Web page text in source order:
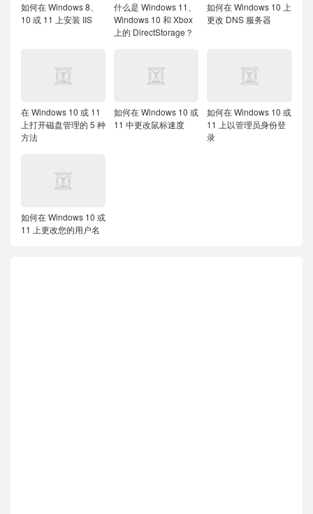
如何在 Windows 8、
10 或 11 上安装 IIS
什么是 Windows 11、
Windows 10 和 Xbox
上的 DirectStorage？
如何在 Windows 10 上
更改 DNS 服务器
在 Windows 10 或 11
上打开磁盘管理的 5 种
方法
如何在 Windows 10 或
11 中更改鼠标速度
如何在 Windows 10 或
11 上以管理员身份登
录
如何在 Windows 10 或
11 上更改您的用户名